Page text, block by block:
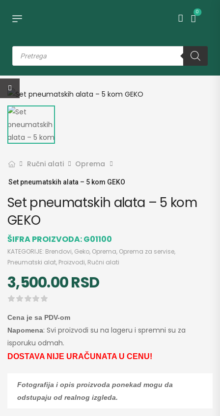
0
Ručni alati Oprema
Set pneumatskih alata – 5 kom GEKO
Set pneumatskih alata – 5 kom
GEKO
ŠIFRA PROIZVODA:G01100
KATEGORIJE: Brendovi, Geko, Oprema, Oprema za servise,
Pneumatski alat, Proizvodi, Ručni alati
3,500.00RSD
Cena je sa PDV-om
Napomena: Svi proizvodi su na lageru i spremni su za
isporuku odmah.
DOSTAVA NIJE URAČUNATA U CENU!
Fotografija i opis proizvoda ponekad mogu da
odstupaju od realnog izgleda.